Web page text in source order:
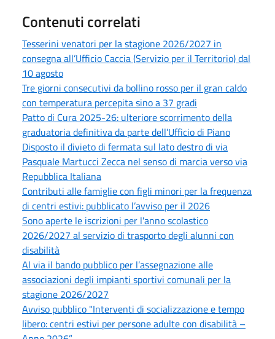
Contenuti correlati
Tesserini venatori per la stagione 2026/2027 in
consegna all’Ufficio Caccia (Servizio per il Territorio) dal
10 agosto
Tre giorni consecutivi da bollino rosso per il gran caldo
con temperatura percepita sino a 37 gradi
Patto di Cura 2025-26: ulteriore scorrimento della
graduatoria definitiva da parte dell’Ufficio di Piano
Disposto il divieto di fermata sul lato destro di via
Pasquale Martucci Zecca nel senso di marcia verso via
Repubblica Italiana
Contributi alle famiglie con figli minori per la frequenza
di centri estivi: pubblicato l’avviso per il 2026
Sono aperte le iscrizioni per l'anno scolastico
2026/2027 al servizio di trasporto degli alunni con
disabilità
Al via il bando pubblico per l’assegnazione alle
associazioni degli impianti sportivi comunali per la
stagione 2026/2027
Avviso pubblico "Interventi di socializzazione e tempo
libero: centri estivi per persone adulte con disabilità –